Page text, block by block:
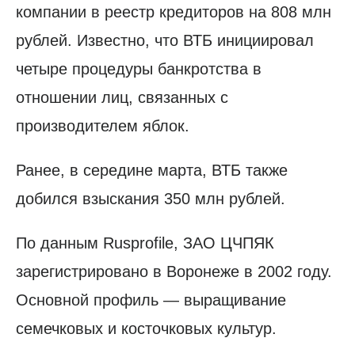
компании в реестр кредиторов на 808 млн
рублей. Известно, что ВТБ инициировал
четыре процедуры банкротства в
отношении лиц, связанных с
производителем яблок.
Ранее, в середине марта, ВТБ также
добился взыскания 350 млн рублей.
По данным Rusprofile, ЗАО ЦЧПЯК
зарегистрировано в Воронеже в 2002 году.
Основной профиль — выращивание
семечковых и косточковых культур.